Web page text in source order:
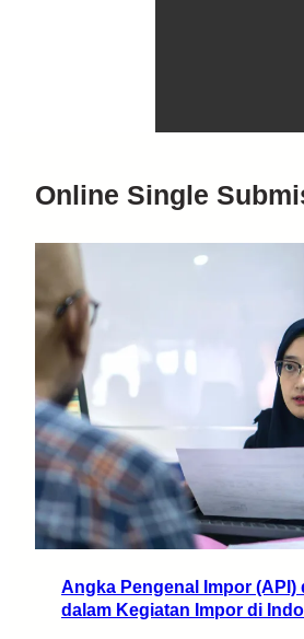
Online Single
Angka Pengenal Impor (API)
dalam Kegiatan Impor di